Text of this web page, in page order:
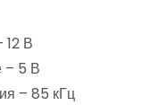
12 В
– 5 В
– 85 кГц